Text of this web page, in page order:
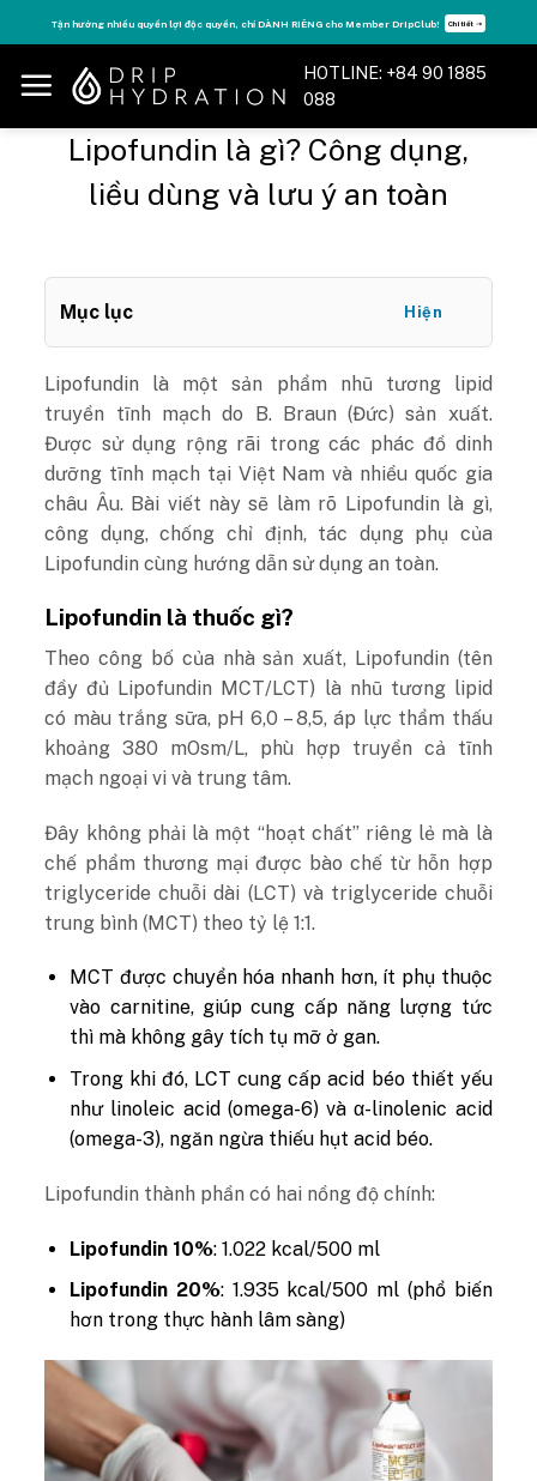
to
content
Tăng năng lượng - sống đỉnh cao với thẻ Vitamin Drip Membership. Xem ngay ➝
HOTLINE: +84 90 1885
088
Lipofundin là gì? Công dụng,
liều dùng và lưu ý an toàn
Mục lục Hiện
Lipofundin là một sản phẩm nhũ tương lipid
truyền tĩnh mạch do B. Braun (Đức) sản xuất.
Được sử dụng rộng rãi trong các phác đồ dinh
dưỡng tĩnh mạch tại Việt Nam và nhiều quốc gia
châu Âu. Bài viết này sẽ làm rõ Lipofundin là gì,
công dụng, chống chỉ định, tác dụng phụ của
Lipofundin cùng hướng dẫn sử dụng an toàn.
Lipofundin là thuốc gì?
Theo công bố của nhà sản xuất, Lipofundin (tên
đầy đủ Lipofundin MCT/LCT) là nhũ tương lipid
có màu trắng sữa, pH 6,0 – 8,5, áp lực thẩm thấu
khoảng 380 mOsm/L, phù hợp truyền cả tĩnh
mạch ngoại vi và trung tâm.
Đây không phải là một “hoạt chất” riêng lẻ mà là
chế phẩm thương mại được bào chế từ hỗn hợp
triglyceride chuỗi dài (LCT) và triglyceride chuỗi
trung bình (MCT) theo tỷ lệ 1:1.
MCT được chuyển hóa nhanh hơn, ít phụ thuộc
vào carnitine, giúp cung cấp năng lượng tức
thì mà không gây tích tụ mỡ ở gan.
Trong khi đó, LCT cung cấp acid béo thiết yếu
như linoleic acid (omega-6) và α-linolenic acid
(omega-3), ngăn ngừa thiếu hụt acid béo.
Lipofundin thành phần có hai nồng độ chính:
Lipofundin 10%: 1.022 kcal/500 ml
Lipofundin 20%: 1.935 kcal/500 ml (phổ biến
hơn trong thực hành lâm sàng)